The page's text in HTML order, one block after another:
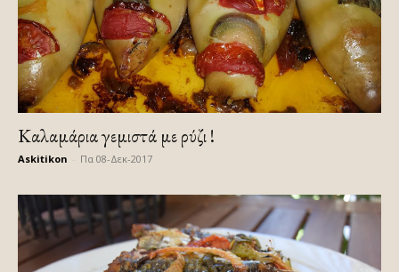
Καλαμάρια γεμιστά με ρύζι !
Askitikon Πα 08-Δεκ-2017